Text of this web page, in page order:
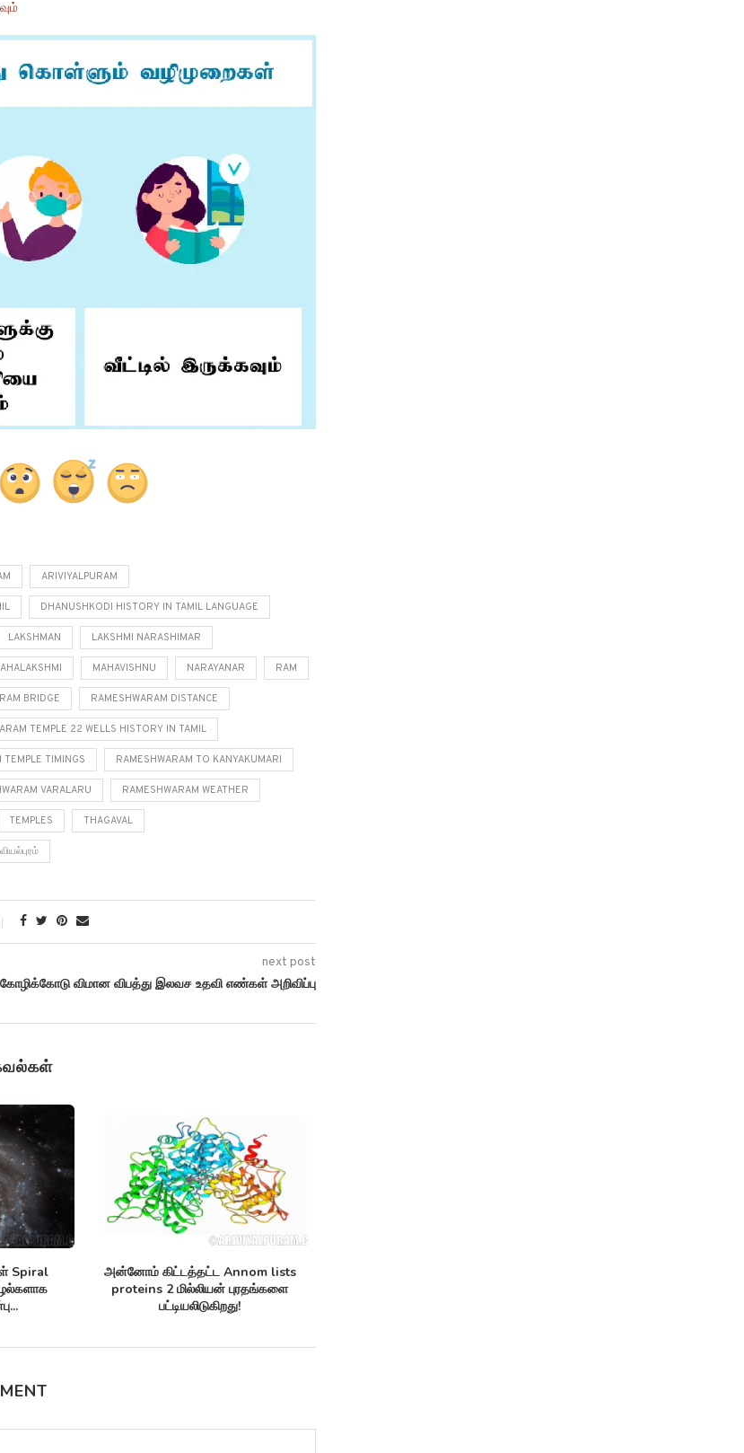
ARIVIYALPURAM
DHANUSHKODI HISTORY IN TAMIL LANGUAGE
LAKSHMAN LAKSHMI NARASHIMAR
MAHAVISHNU NARAYANAR RAM
BRIDGE RAMESHWARAM DISTANCE
TEMPLE 22 WELLS HISTORY IN TAMIL
TEMPLE TIMINGS RAMESHWARAM TO KANYAKUMARI
VARALARU RAMESHWARAM WEATHER
TEMPLES THAGAVAL
next post
கோழிக்கோடு விமான விபத்து இலவச உதவி எண்கள் அறிவிப்பு
செயற்கை நுண்ணுயிர் எதிர்ப்பிகள்
Synthetic antibiotics மருந்து-எதிர்ப்பு
சூப்பர்பக்குகளுக்கு எதிராக
செவ்வாய் கிரகத்தில் சாத்தியமான
Climate patterns on mars பருவ